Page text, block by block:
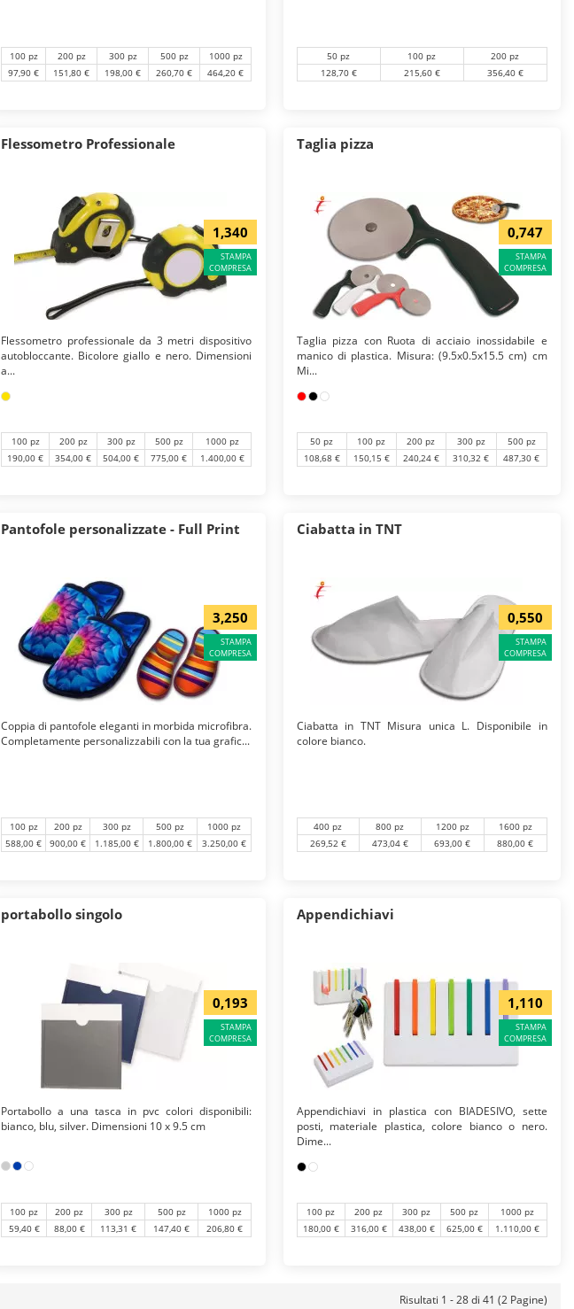
100 pz 200 pz 300 pz 500 pz
1000 pz
97,90 €
151,80 € 198,00 € 260,70 € 464,20 €
50 pz 100 pz
200 pz
128,70 €
215,60 € 356,40 €
Flessometro Professionale
1,340
STAMPA
COMPRESA
Flessometro professionale da 3 metri dispositivo
autobloccante. Bicolore giallo e nero. Dimensioni
a...
100 pz 200 pz 300 pz 500 pz
1000 pz
190,00 €
354,00 € 504,00 € 775,00 € 1.400,00 €
Taglia pizza
0,747
STAMPA
COMPRESA
Taglia pizza con Ruota di acciaio inossidabile e
manico di plastica. Misura: (9.5x0.5x15.5 cm) cm
Mi...
50 pz 100 pz 200 pz 300 pz
500 pz
108,68 €
150,15 € 240,24 € 310,32 € 487,30 €
Pantofole personalizzate - Full Print
3,250
STAMPA
COMPRESA
Coppia di pantofole eleganti in morbida microfibra.
Completamente personalizzabili con la tua grafic...
100 pz 200 pz 300 pz 500 pz
1000 pz
588,00 €
900,00 € 1.185,00 € 1.800,00 € 3.250,00 €
Ciabatta in TNT
0,550
STAMPA
COMPRESA
Ciabatta in TNT Misura unica L. Disponibile in
colore bianco.
400 pz 800 pz 1200 pz
1600 pz
269,52 €
473,04 € 693,00 € 880,00 €
portabollo singolo
0,193
STAMPA
COMPRESA
Portabollo a una tasca in pvc colori disponibili:
bianco, blu, silver. Dimensioni 10 x 9.5 cm
100 pz 200 pz 300 pz 500 pz
1000 pz
59,40 €
88,00 € 113,31 € 147,40 € 206,80 €
Appendichiavi
1,110
STAMPA
COMPRESA
Appendichiavi in plastica con BIADESIVO, sette
posti, materiale plastica, colore bianco o nero.
Dime...
100 pz 200 pz 300 pz 500 pz
1000 pz
180,00 €
316,00 € 438,00 € 625,00 € 1.110,00 €
Risultati 1 - 28 di 41 (2 Pagine)